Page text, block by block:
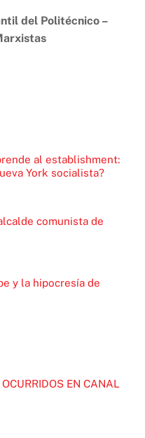
del Politécnico –
al establishment:
York socialista?
comunista de
y la hipocresía de
EN CANAL